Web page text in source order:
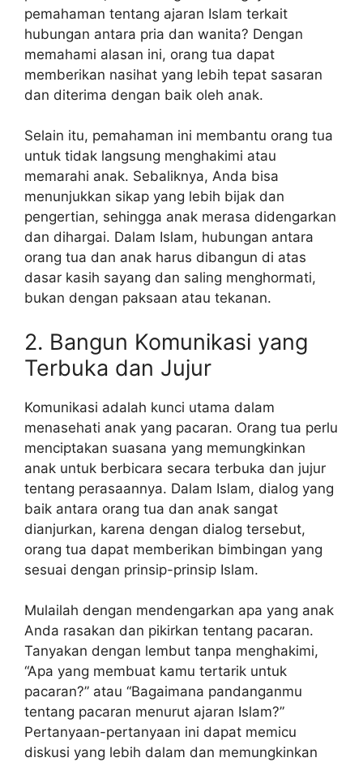
pemahaman tentang ajaran Islam terkait
hubungan antara pria dan wanita? Dengan
memahami alasan ini, orang tua dapat
memberikan nasihat yang lebih tepat sasaran
dan diterima dengan baik oleh anak.
Selain itu, pemahaman ini membantu orang tua
untuk tidak langsung menghakimi atau
memarahi anak. Sebaliknya, Anda bisa
menunjukkan sikap yang lebih bijak dan
pengertian, sehingga anak merasa didengarkan
dan dihargai. Dalam Islam, hubungan antara
orang tua dan anak harus dibangun di atas
dasar kasih sayang dan saling menghormati,
bukan dengan paksaan atau tekanan.
2. Bangun Komunikasi yang
Terbuka dan Jujur
Komunikasi adalah kunci utama dalam
menasehati anak yang pacaran. Orang tua perlu
menciptakan suasana yang memungkinkan
anak untuk berbicara secara terbuka dan jujur
tentang perasaannya. Dalam Islam, dialog yang
baik antara orang tua dan anak sangat
dianjurkan, karena dengan dialog tersebut,
orang tua dapat memberikan bimbingan yang
sesuai dengan prinsip-prinsip Islam.
Mulailah dengan mendengarkan apa yang anak
Anda rasakan dan pikirkan tentang pacaran.
Tanyakan dengan lembut tanpa menghakimi,
“Apa yang membuat kamu tertarik untuk
pacaran?” atau “Bagaimana pandanganmu
tentang pacaran menurut ajaran Islam?”
Pertanyaan-pertanyaan ini dapat memicu
diskusi yang lebih dalam dan memungkinkan